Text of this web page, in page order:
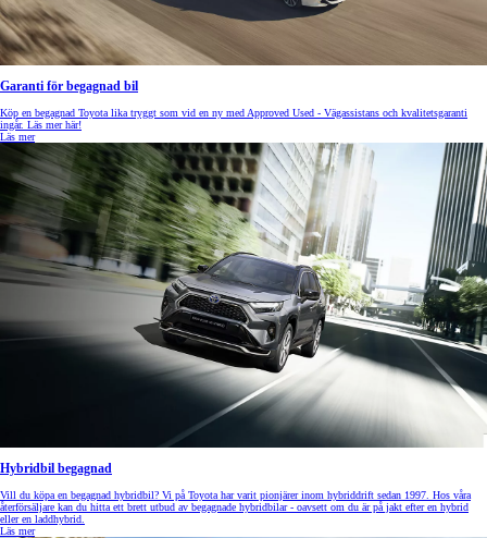
Garanti för begagnad bil
Köp en begagnad Toyota lika tryggt som vid en ny med Approved Used - Vägassistans och kvalitetsgaranti
ingår. Läs mer här!
Läs mer
Hybridbil begagnad
Vill du köpa en begagnad hybridbil? Vi på Toyota har varit pionjärer inom hybriddrift sedan 1997. Hos våra
återförsäljare kan du hitta ett brett utbud av begagnade hybridbilar - oavsett om du är på jakt efter en hybrid
eller en laddhybrid.
Läs mer